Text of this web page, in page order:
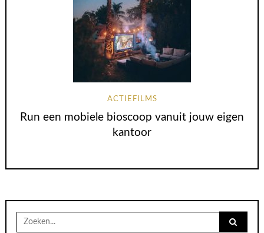
ACTIEFILMS
Run een mobiele bioscoop vanuit jouw eigen
kantoor
for: